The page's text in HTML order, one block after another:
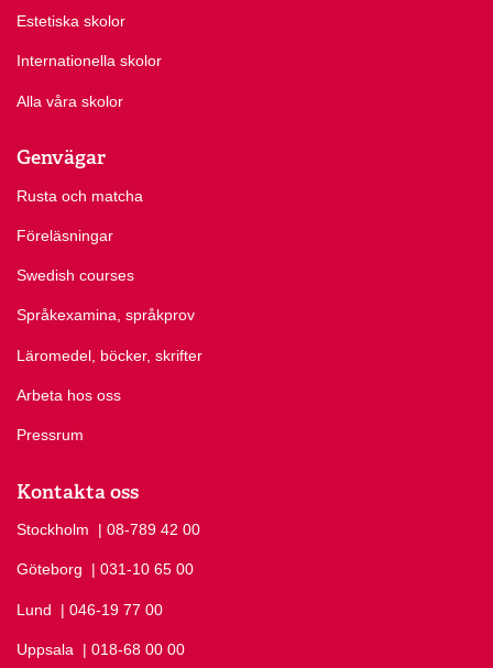
Estetiska skolor
Internationella skolor
Alla våra skolor
Genvägar
Rusta och matcha
Föreläsningar
Swedish courses
Språkexamina, språkprov
Läromedel, böcker, skrifter
Arbeta hos oss
Pressrum
Kontakta oss
Stockholm Ring Stockholm på
| 08-789 42 00
Göteborg Ring Göteborg på
| 031-10 65 00
Lund Ring Lund på
| 046-19 77 00
Uppsala Ring Uppsala på
| 018-68 00 00